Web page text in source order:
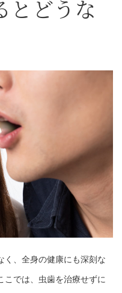
とどうな
く、全身の健康にも深刻な
こでは、虫歯を治療せずに